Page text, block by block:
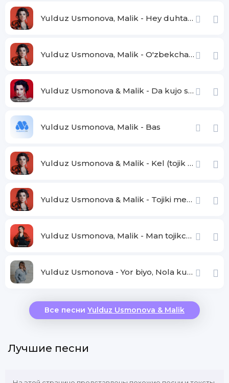
Yulduz Usmonova, Malik - Hey duhtarak chashmi siyo
Yulduz Usmonova, Malik - O'zbekcha gapir manga
Yulduz Usmonova & Malik - Da kujo shumo
Yulduz Usmonova, Malik - Bas
Yulduz Usmonova & Malik - Kel (tojik tilida)
Yulduz Usmonova & Malik - Tojiki medonet
Yulduz Usmonova, Malik - Man tojikcha namedonam
Yulduz Usmonova - Yor biyo, Nola kunam namesha
Все песни Yulduz Usmonova & Malik
Лучшие песни